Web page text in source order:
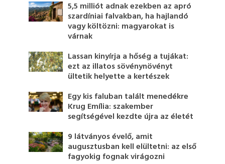
5,5 milliót adnak ezekben az apró
szardíniai falvakban, ha hajlandó
vagy költözni: magyarokat is
várnak
Lassan kinyírja a hőség a tujákat:
ezt az illatos sövénynövényt
ültetik helyette a kertészek
Egy kis faluban talált menedékre
Krug Emília: szakember
segítségével kezdte újra az életét
9 látványos évelő, amit
augusztusban kell elültetni: az első
fagyokig fognak virágozni